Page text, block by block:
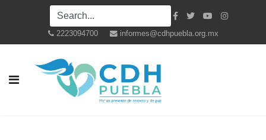
2223094700 informes@cdhpuebla.org.mx